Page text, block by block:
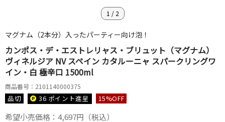
1 / 2
マグナム（2本分）入ったパーティー向け泡！
カンポス・デ・エストレリャス・ブリュット（マグナム）
ヴィネルジア NV スペイン カタルーニャ スパークリングワ
イン・白 極辛口 1500ml
商品番号：2101140000375
品切 36 ポイント進呈 15%OFF
希望小売価格：4,697円（税込）